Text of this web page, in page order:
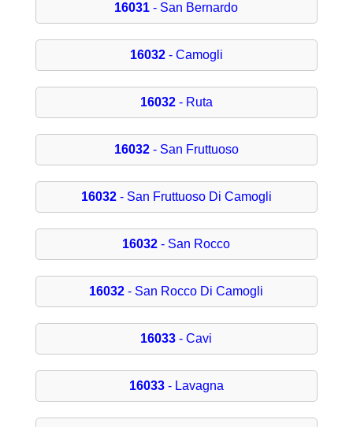
16031 - San Bernardo
16032- Camogli
16032- Ruta
16032- San Fruttuoso
16032- San Fruttuoso Di Camogli
16032 - San Rocco
16032 - San Rocco Di Camogli
16033 - Cavi
16033- Lavagna